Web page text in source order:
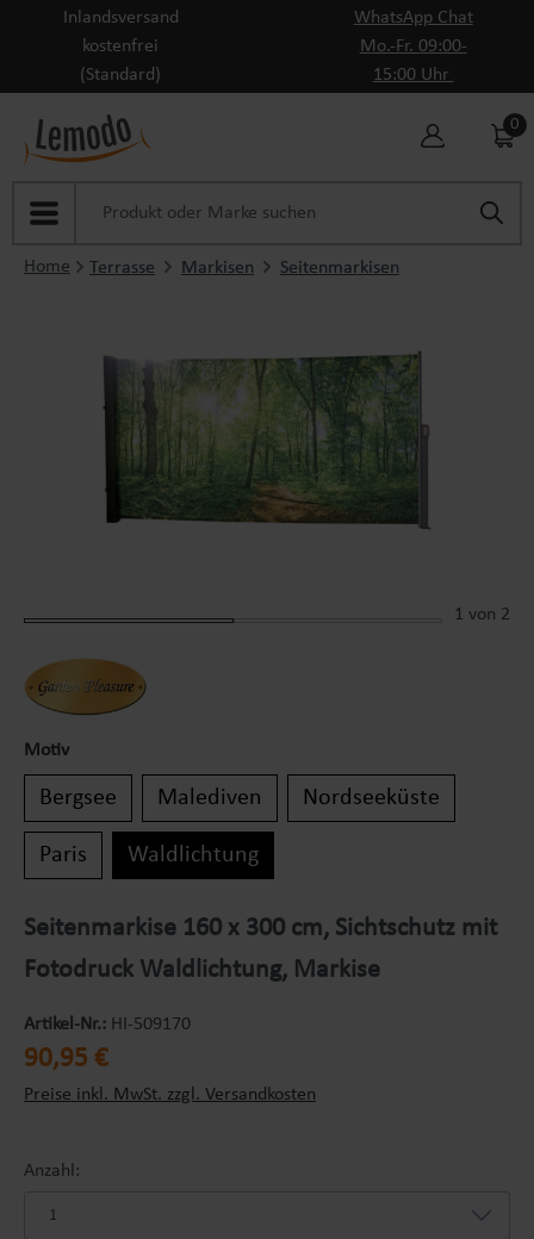
Zum Hauptinhalt springen
Inlandsversand
kostenfrei
(Standard)
WhatsApp Chat
Mo.-Fr. 09:00-
15:00 Uhr
0
Home Terrasse Markisen Seitenmarkisen
1 von 2
Motiv
Bergsee Malediven Nordseeküste
Paris Waldlichtung
Seitenmarkise 160 x 300 cm, Sichtschutz mit
Fotodruck Waldlichtung, Markise
Artikel-Nr.: HI-509170
Regulärer Preis:
90,95 €
Preise inkl. MwSt. zzgl. Versandkosten
Anzahl: